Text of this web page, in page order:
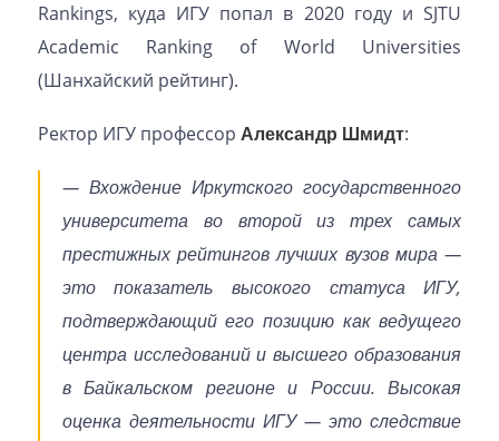
Rankings, куда ИГУ попал в 2020 году и SJTU
Academic Ranking of World Universities
(Шанхайский рейтинг).
Ректор ИГУ профессор Александр Шмидт:
— Вхождение Иркутского государственного
университета во второй из трех самых
престижных рейтингов лучших вузов мира —
это показатель высокого статуса ИГУ,
подтверждающий его позицию как ведущего
центра исследований и высшего образования
в Байкальском регионе и России. Высокая
оценка деятельности ИГУ — это следствие